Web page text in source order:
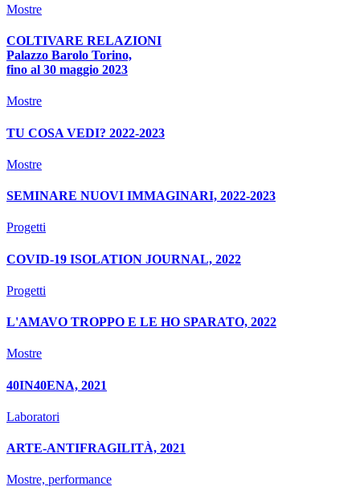
Mostre
COLTIVARE RELAZIONI
Palazzo Barolo Torino,
fino al 30 maggio 2023
Mostre
TU COSA VEDI? 2022-2023
Mostre
SEMINARE NUOVI IMMAGINARI, 2022-2023
Progetti
COVID-19 ISOLATION JOURNAL, 2022
Progetti
L'AMAVO TROPPO E LE HO SPARATO, 2022
Mostre
40IN40ENA, 2021
Laboratori
ARTE-ANTIFRAGILITÀ, 2021
Mostre, performance